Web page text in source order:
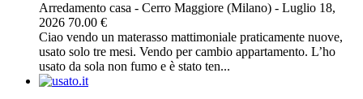
Arredamento casa - Cerro Maggiore (Milano) - Luglio 18,
2026 70.00 €
Ciao vendo un materasso mattimoniale praticamente nuove,
usato solo tre mesi. Vendo per cambio appartamento. L’ho
usato da sola non fumo e è stato ten...